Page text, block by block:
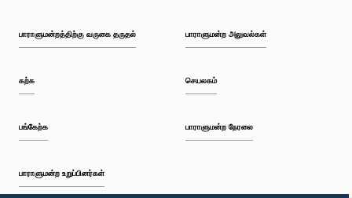
பாராளுமன்றத்திற்கு வருகை தருதல்
கற்க
பங்கேற்க
பாராளுமன்ற உறுப்பினர்கள்
பாராளுமன்ற அலுவல்கள்
செயலகம்
பாராளுமன்ற நேரலை